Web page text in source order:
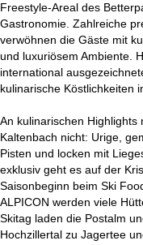
Freestyle-Areal des
Gastronomie. Zahlreiche
verwöhnen die Gäste mit
und luxuriösem Ambiente.
international
kulinarische Köstlichkeiten
An kulinarischen Highlights
Kaltenbach nicht: Urige,
Pisten und locken mit
exklusiv geht es auf der
Saisonbeginn beim Ski
ALPICON werden viele
Skitag laden die Postalm
Hochzillertal zu Jagertee